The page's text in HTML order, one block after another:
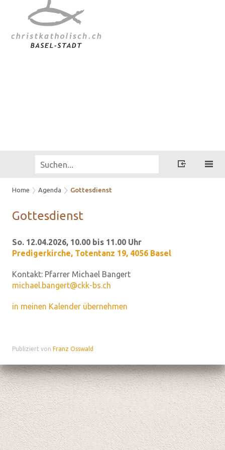
Home Agenda Gottesdienst
Got­tes­dienst
So. 12.04.2026, 10.00 bis 11.00 Uhr
Predigerkirche, Totentanz 19, 4056 Basel
Kontakt: Pfarrer Michael Bangert
michael.bangert@ckk-bs.ch
in meinen Kalender übernehmen
Publiziert von Franz Osswald